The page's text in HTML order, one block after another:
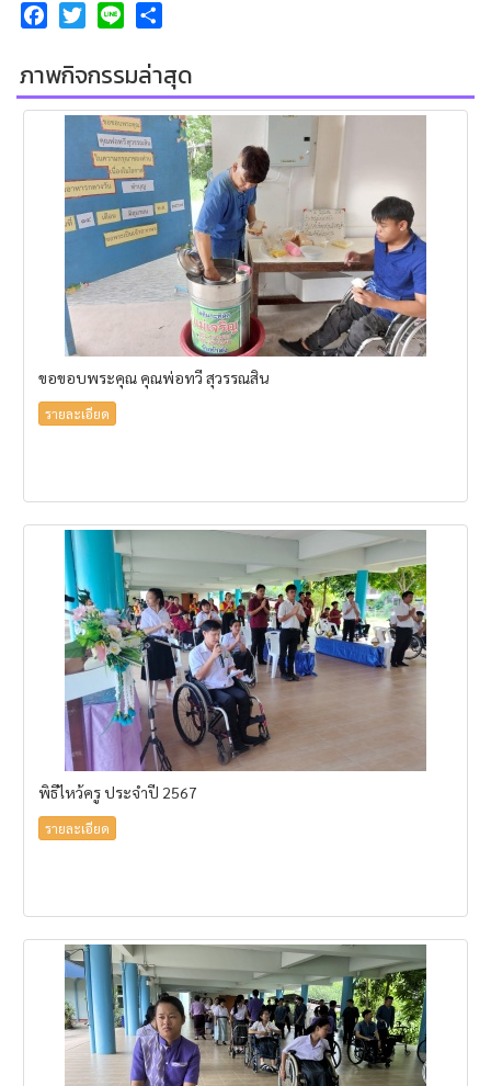
FacebookTwitterLine
ภาพกิจกรรมล่าสุด
ขอขอบพระคุณ คุณพ่อทวี สุวรรณสิน
รายละเอียด
พิธีไหว้ครู ประจำปี 2567
รายละเอียด